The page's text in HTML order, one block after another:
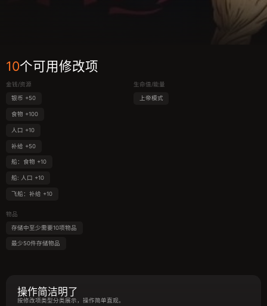
10个可用修改项
金钱/资源
银币 +50
食物 +100
人口 +10
补给 +50
船：食物 +10
船: 人口 +10
飞船：补给 +10
物品
存储中至少需要10项物品
最少50件存储物品
生命值/能量
上帝模式
操作简洁明了
按修改项类型分类展示，操作简单直观。